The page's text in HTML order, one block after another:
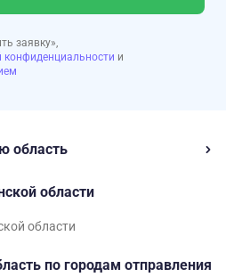
заявку»,
конфиденциальности и
область
области
области
по городам отправления